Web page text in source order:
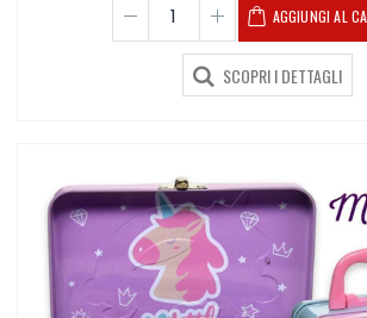
AGGIUNGI AL
SCOPRI I DETTAGLI